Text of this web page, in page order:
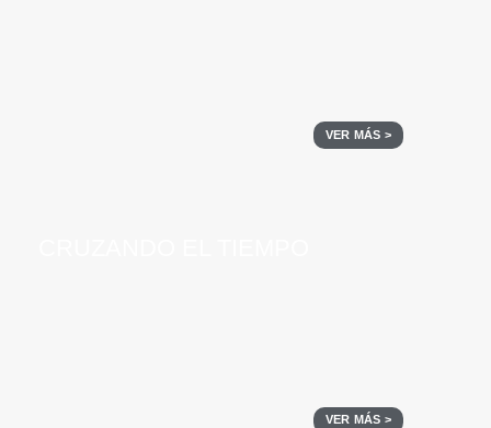
VER MÁS >
VER MÁS >